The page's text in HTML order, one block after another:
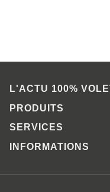
L'ACTU 100%
PRODUITS
SERVICES
INFORMATIONS